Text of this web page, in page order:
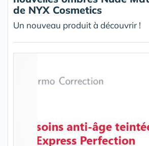
de NYX Cosmetics
Un nouveau produit à découvrir !